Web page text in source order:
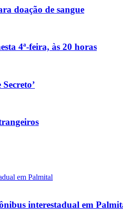
doação de sangue
4ª-feira, às 20 horas
interestadual em